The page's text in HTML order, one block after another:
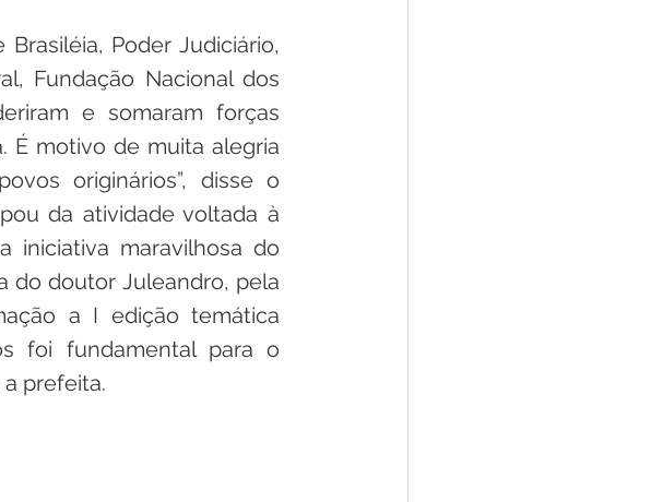
Poder Judiciário,
Fundação Nacional dos
e somaram forças
É motivo de muita alegria
originários”, disse o
da atividade voltada à
iniciativa maravilhosa do
do doutor Juleandro, pela
a I edição temática
foi fundamental para o
prefeita.